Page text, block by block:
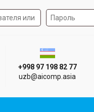
на
Узбекистан
+998 97 198 82 77
uzb@aicomp.asia